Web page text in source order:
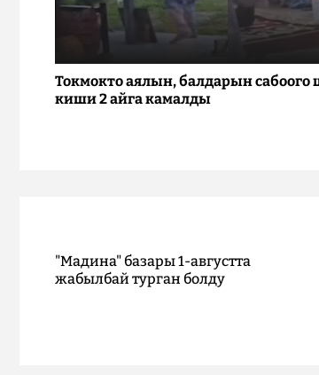
Токмокто аялын, балдарын сабоого
киши 2 айга камалды
"Мадина" базары 1-августта
жабылбай турган болду